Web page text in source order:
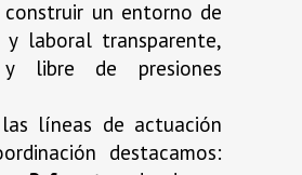
un entorno de
y laboral transparente,
y libre de presiones
líneas de actuación
destacamos: